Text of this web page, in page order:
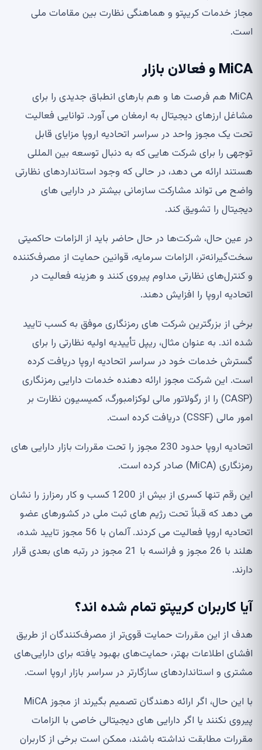
مجاز خدمات کریپتو و هماهنگی نظارت بین مقامات ملی
است.
MiCA و فعالان بازار
MiCA هم فرصت ها و هم بارهای انطباق جدیدی را برای
مشاغل ارزهای دیجیتال به ارمغان می آورد. توانایی فعالیت
تحت یک مجوز واحد در سراسر اتحادیه اروپا مزایای قابل
توجهی را برای شرکت هایی که به دنبال توسعه بین المللی
هستند ارائه می دهد، در حالی که وجود استانداردهای نظارتی
واضح می تواند مشارکت سازمانی بیشتر در دارایی های
دیجیتال را تشویق کند.
در عین حال، شرکت‌ها در حال حاضر باید از الزامات حاکمیتی
سخت‌گیرانه‌تر، الزامات سرمایه، قوانین حمایت از مصرف‌کننده
و کنترل‌های نظارتی مداوم پیروی کنند و هزینه فعالیت در
اتحادیه اروپا را افزایش دهند.
برخی از بزرگترین شرکت های رمزنگاری موفق به کسب تایید
شده اند. به عنوان مثال، ریپل تأییدیه اولیه نظارتی را برای
گسترش خدمات خود در سراسر اتحادیه اروپا دریافت کرده
است. این شرکت مجوز ارائه دهنده خدمات دارایی رمزنگاری
(CASP) را از رگولاتور مالی لوکزامبورگ، کمیسیون نظارت بر
امور مالی (CSSF) دریافت کرده است.
اتحادیه اروپا حدود 230 مجوز را تحت مقررات بازار دارایی های
رمزنگاری (MiCA) صادر کرده است.
این رقم تنها کسری از بیش از 1200 کسب و کار رمزارز را نشان
می دهد که قبلاً تحت رژیم های ثبت ملی در کشورهای عضو
اتحادیه اروپا فعالیت می کردند. آلمان با 56 مجوز تایید شده،
هلند با 26 مجوز و فرانسه با 21 مجوز در رتبه های بعدی قرار
دارند.
آیا کاربران کریپتو تمام شده اند؟
هدف از این مقررات حمایت قوی‌تر از مصرف‌کنندگان از طریق
افشای اطلاعات بهتر، حمایت‌های بهبود یافته برای دارایی‌های
مشتری و استانداردهای سازگارتر در سراسر بازار اروپا است.
با این حال، اگر ارائه دهندگان تصمیم بگیرند از مجوز MiCA
پیروی نکنند یا اگر دارایی های دیجیتالی خاصی با الزامات
مقررات مطابقت نداشته باشند، ممکن است برخی از کاربران